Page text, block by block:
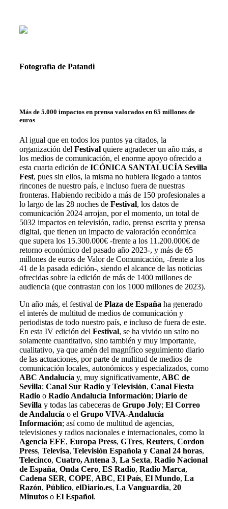
Fotografía de Patandi
Más de 5.000 impactos en prensa valorados en 65 millones de
euros
Al igual que en todos los puntos ya citados, la
organización del Festival quiere agradecer un año más, a
los medios de comunicación, el enorme apoyo ofrecido a
esta cuarta edición de ICÓNICA SANTALUCÍA Sevilla
Fest, pues sin ellos, la misma no hubiera llegado a tantos
rincones de nuestro país, e incluso fuera de nuestras
fronteras. Habiendo recibido a más de 150 profesionales a
lo largo de las 28 noches de Festival, los datos de
comunicación 2024 arrojan, por el momento, un total de
5032 impactos en televisión, radio, prensa escrita y prensa
digital, que tienen un impacto de valoración económica
que supera los 15.300.000€ -frente a los 11.200.000€ de
retorno económico del pasado año 2023-, y más de 65
millones de euros de Valor de Comunicación, -frente a los
41 de la pasada edición-, siendo el alcance de las noticias
ofrecidas sobre la edición de más de 1400 millones de
audiencia (que contrastan con los 1000 millones de 2023).
Un año más, el festival de Plaza de España ha generado
el interés de multitud de medios de comunicación y
periodistas de todo nuestro país, e incluso de fuera de este.
En esta IV edición del Festival, se ha vivido un salto no
solamente cuantitativo, sino también y muy importante,
cualitativo, ya que amén del magnífico seguimiento diario
de las actuaciones, por parte de multitud de medios de
comunicación locales, autonómicos y especializados, como
ABC Andalucía y, muy significativamente, ABC de
Sevilla; Canal Sur Radio y Televisión, Canal Fiesta
Radio o Radio Andalucía Información; Diario de
Sevilla y todas las cabeceras de Grupo Joly; El Correo
de Andalucía o el Grupo VIVA-Andalucía
Información; así como de multitud de agencias,
televisiones y radios nacionales e internacionales, como la
Agencia EFE, Europa Press, GTres, Reuters, Cordon
Press, Televisa, Televisión Española y Canal 24 horas,
Telecinco, Cuatro, Antena 3, La Sexta, Radio Nacional
de España, Onda Cero, ES Radio, Radio Marca,
Cadena SER, COPE, ABC, El País, El Mundo, La
Razón, Público, elDiario.es, La Vanguardia, 20
Minutos o El Español.